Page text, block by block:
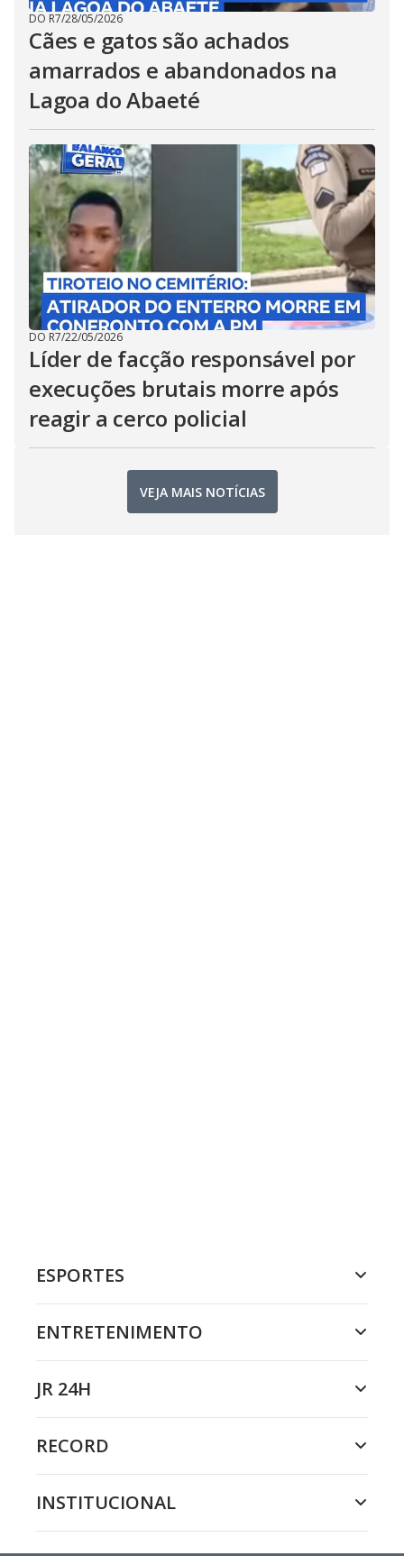
DO R7/28/05/2026
Cães e gatos são achados
amarrados e abandonados na
Lagoa do Abaeté
DO R7/22/05/2026
Líder de facção responsável por
execuções brutais morre após
reagir a cerco policial
VEJA MAIS NOTÍCIAS
ESPORTES
ENTRETENIMENTO
JR 24H
RECORD
INSTITUCIONAL